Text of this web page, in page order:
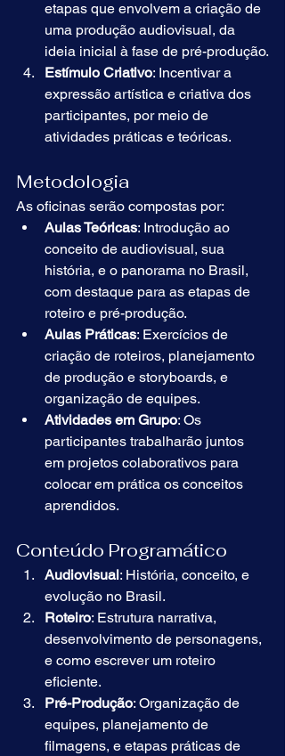
etapas que envolvem a criação de
uma produção audiovisual, da
ideia inicial à fase de pré-produção.
Estímulo Criativo: Incentivar a
expressão artística e criativa dos
participantes, por meio de
atividades práticas e teóricas.
Metodologia
As oficinas serão compostas por:
Aulas Teóricas: Introdução ao
conceito de audiovisual, sua
história, e o panorama no Brasil,
com destaque para as etapas de
roteiro e pré-produção.
Aulas Práticas: Exercícios de
criação de roteiros, planejamento
de produção e storyboards, e
organização de equipes.
Atividades em Grupo: Os
participantes trabalharão juntos
em projetos colaborativos para
colocar em prática os conceitos
aprendidos.
Conteúdo Programático
Audiovisual: História, conceito, e
evolução no Brasil.
Roteiro: Estrutura narrativa,
desenvolvimento de personagens,
e como escrever um roteiro
eficiente.
Pré-Produção: Organização de
equipes, planejamento de
filmagens, e etapas práticas de